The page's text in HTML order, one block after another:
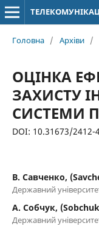
Головна / Архіви /
ОЦІНКА
ЗАХИСТУ
СИСТЕМИ
DOI: 10.31673/2412-
В. Савченко,
Державний
А. Собчук,
Державний